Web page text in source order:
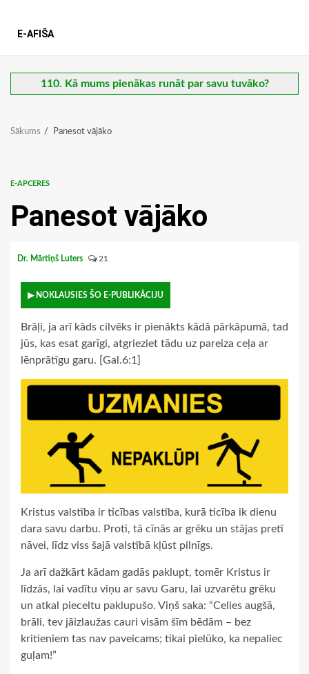
E-AFIŠA
110. Kā mums pienākas runāt par savu tuvāko?
Sākums Panesot vājāko
E-APCERES
Panesot vājāko
Dr. Mārtiņš Luters 21
▶ NOKLAUSIES ŠO E-PUBLIKĀCIJU
Brāļi, ja arī kāds cilvēks ir pienākts kādā pārkāpumā, tad
jūs, kas esat garīgi, atgrieziet tādu uz pareiza ceļa ar
lēnprātīgu garu. [Gal.6:1]
Kristus valstība ir ticības valstība, kurā ticība ik dienu
dara savu darbu. Proti, tā cīnās ar grēku un stājas pretī
nāvei, līdz viss šajā valstībā kļūst pilnīgs.
Ja arī dažkārt kādam gadās paklupt, tomēr Kristus ir
līdzās, lai vadītu viņu ar savu Garu, lai uzvarētu grēku
un atkal pieceltu paklupušo. Viņš saka: “Celies augšā,
brāli, tev jāizlaužas cauri visām šīm bēdām – bez
kritieniem tas nav paveicams; tikai pielūko, ka nepaliec
guļam!”